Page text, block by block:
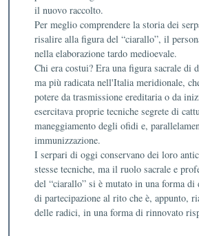
il nuovo raccolto.
Per meglio comprendere la storia dei
risalire alla figura del “ciarallo”, il
nella elaborazione tardo medioevale.
Chi era costui? Era una figura sacrale di
ma più radicata nell'Italia meridionale,
potere da trasmissione ereditaria o da
esercitava proprie tecniche segrete di
maneggiamento degli ofidi e,
immunizzazione.
I serpari di oggi conservano dei loro
stesse tecniche, ma il ruolo sacrale e
del “ciarallo” si è mutato in una forma di
di partecipazione al rito che è, appunto,
delle radici, in una forma di rinnovato